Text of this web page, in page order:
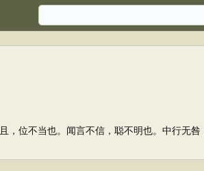
位不当也。闻言不信，聪不明也。中行无咎